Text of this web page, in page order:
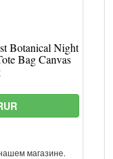
Botanical Night
Bag Canvas
магазине.